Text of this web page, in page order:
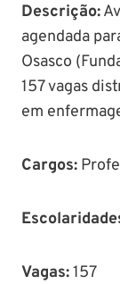
Descrição:
agendada
Osasco
157 vagas
em
Cargos:
Vagas:157